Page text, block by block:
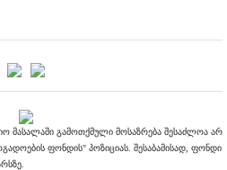
მასალაში გამოთქმული მოსაზრება შესაძლოა არ
ფონდის" პოზიციას. შესაბამისად, ფონდი